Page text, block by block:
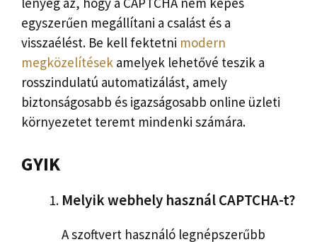
egyszerűen megállítani a csalást és a
visszaélést. Be kell fektetni modern
megközelítések amelyek lehetővé teszik a
rosszindulatú automatizálást, amely
biztonságosabb és igazságosabb online üzleti
környezetet teremt mindenki számára.
GYIK
Melyik webhely használ CAPTCHA-t?
A szoftvert használó legnépszerűbb